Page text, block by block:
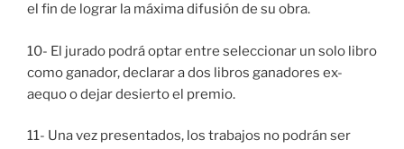
el fin de lograr la máxima difusión de su obra.
10- El jurado podrá optar entre seleccionar un solo libro
como ganador, declarar a dos libros ganadores ex-
aequo o dejar desierto el premio.
11- Una vez presentados, los trabajos no podrán ser